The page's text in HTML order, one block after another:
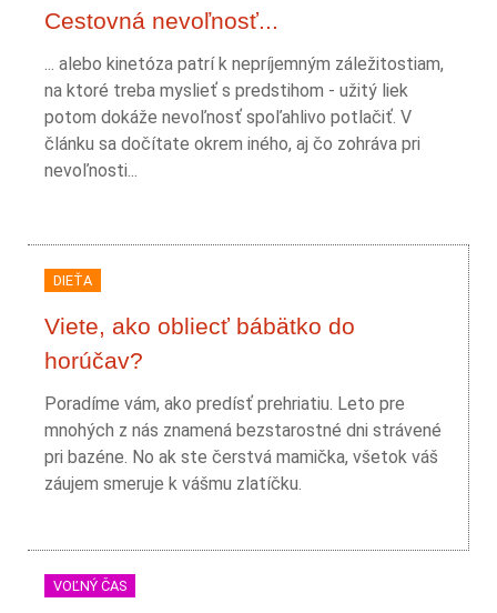
Cestovná nevoľnosť...
... alebo kinetóza patrí k nepríjemným záležitostiam,
na ktoré treba myslieť s predstihom - užitý liek
potom dokáže nevoľnosť spoľahlivo potlačiť. V
článku sa dočítate okrem iného, aj čo zohráva pri
nevoľnosti...
DIEŤA
Viete, ako obliecť bábätko do
horúčav?
Poradíme vám, ako predísť prehriatiu. Leto pre
mnohých z nás znamená bezstarostné dni strávené
pri bazéne. No ak ste čerstvá mamička, všetok váš
záujem smeruje k vášmu zlatíčku.
VOĽNÝ ČAS